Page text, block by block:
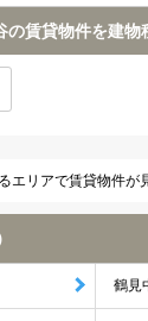
の賃貸物件を建物
エリアで賃貸物件が
鶴見